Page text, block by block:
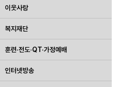
이웃사랑
복지재단
훈련·전도·QT·가정예배
인터넷방송